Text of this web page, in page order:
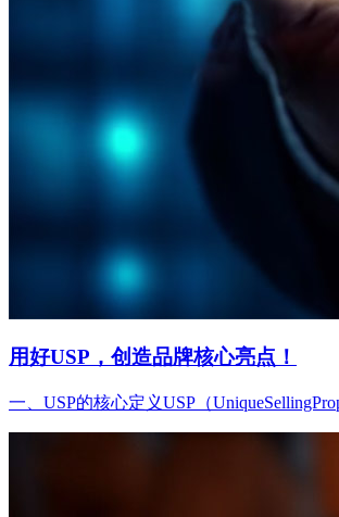
用好USP，创造品牌核心亮点！
一、USP的核心定义USP（